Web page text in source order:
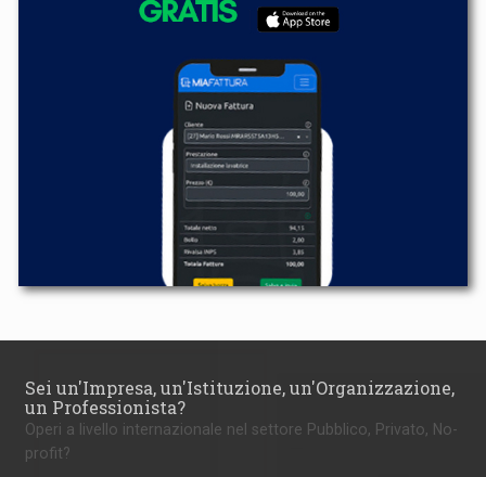
Sei un'Impresa, un'Istituzione, un'Organizzazione,
un Professionista?
Operi a livello internazionale nel settore Pubblico, Privato, No-
profit?